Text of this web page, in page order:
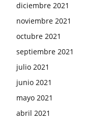
diciembre 2021
noviembre 2021
octubre 2021
septiembre 2021
julio 2021
junio 2021
mayo 2021
abril 2021